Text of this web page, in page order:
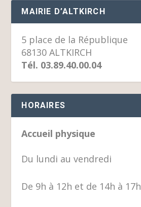
MAIRIE D’ALTKIRCH
5 place de la République
68130 ALTKIRCH
Tél. 03.89.40.00.04
HORAIRES
Accueil physique
Du lundi au vendredi
De 9h à 12h et de 14h à 17h